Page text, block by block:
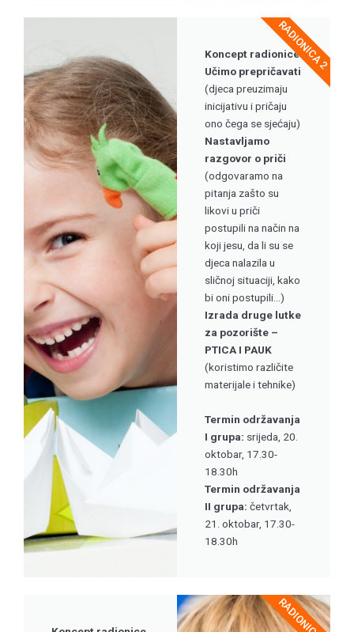
Koncept radionice
Učimo prepričavati
(djeca preuzimaju
inicijativu i pričaju
ono čega se sjećaju)
Nastavljamo
razgovor o priči
(odgovaramo na
pitanja zašto su
likovi u priči
postupili na način na
koji jesu, da li su se
djeca nalazila u
sličnoj situaciji, kako
bi oni postupili...)
Izrada druge lutke
za pozorište –
PTICA I PAUK
(koristimo različite
materijale i tehnike)
Termin održavanja
I grupa: srijeda, 20.
oktobar, 17.30-
18.30h
Termin održavanja
II grupa: četvrtak,
21. oktobar, 17.30-
18.30h
RADIONICA 2